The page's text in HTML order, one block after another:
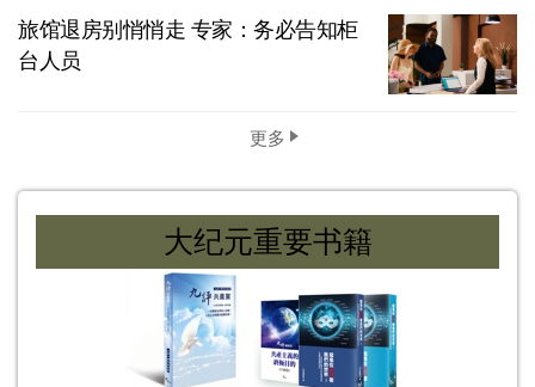
旅馆退房别悄悄走 专家：务必告知柜
台人员
更多
大纪元重要书籍